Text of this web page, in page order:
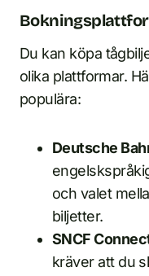
Du kan köpa
olika plattformar.
populära:
Deutsche
och valet
biljetter.
SNCF
kräver att du